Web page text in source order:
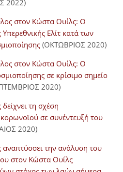
2022)
στον Κώστα Ουίλς: Ο
Ελίτ κατά των
(ΟΚΤΩΒΡΙΟΣ 2020)
στον Κώστα Ουίλς: Ο
σε κρίσιμο σημείο
2020)
τη σχέση
σε συνέντευξή του
2020)
την ανάλυση του
στον Κώστα Ουίλς